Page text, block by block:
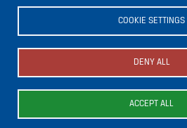
COOKIE SETTINGS
DENY ALL
ACCEPT ALL
DIE UFAFABRIK
Search
menu
Press